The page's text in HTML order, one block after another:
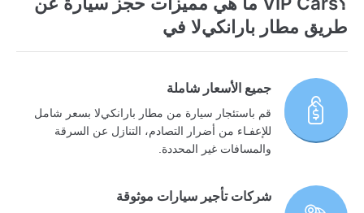
طريق مطار بارانكيﻻ في
جميع الأسعار شاملة
قم باستئجار سيارة من مطار بارانكيﻻ بسعر شامل
للإعفـاء من أضرار التصادم، التنازل عن السرقة
والمسافات غير المحددة.
شركات تأجير سيارات موثوقة